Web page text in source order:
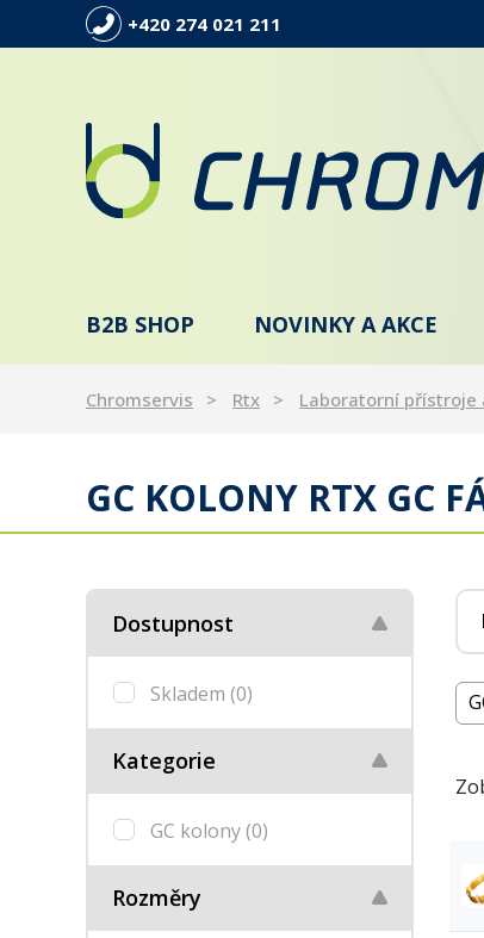
+420 274 021 211
B2B SHOP NOVINKY A AKCE
Chromservis Rtx Laboratorní přístroje
GC KOLONY RTX GC
Dostupnost
Skladem (0)
Kategorie
GC kolony(0)
Rozměry